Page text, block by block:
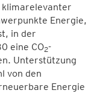
klimarelevanter
Energie,
in der
eine CO2-
Unterstützung
von den
Energie